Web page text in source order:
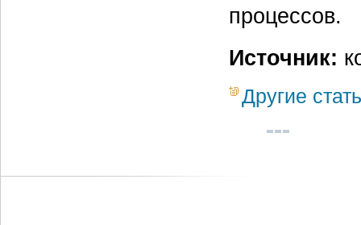
процессов.
Источник:
Другие